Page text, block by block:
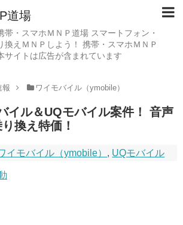
道場
帯・スマホＭＮＰ道場 スマートフォン・
換えＭＮＰしよう！ 携帯・スマホＭＮＰ
イトは広告が含まれています
報 ワイモバイル（ymobile）
イル＆UQモバイル案件！ 音声
換え特価！
イモバイル（ymobile） , UQモバイル